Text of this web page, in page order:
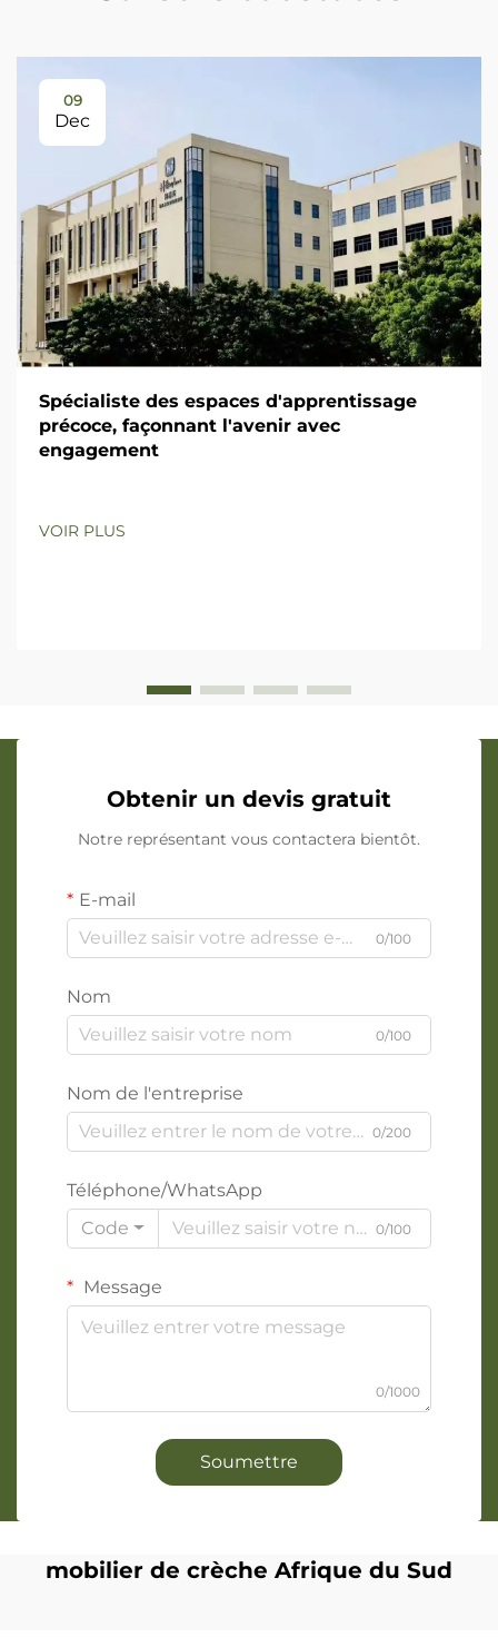
09
Dec
Spécialiste des espaces d'apprentissage
précoce, façonnant l'avenir avec
engagement
VOIR PLUS
Obtenir un devis gratuit
Notre représentant vous contactera bientôt.
E-mail
0/100
Nom
0/100
Nom de l'entreprise
0/200
Téléphone/WhatsApp
Code
0/100
Message
0/1000
Soumettre
mobilier de crèche Afrique du Sud